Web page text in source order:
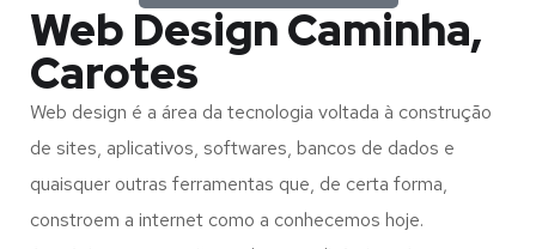
Web Design Caminha,
Carotes
Web design é a área da tecnologia voltada à construção
de sites, aplicativos, softwares, bancos de dados e
quaisquer outras ferramentas que, de certa forma,
constroem a internet como a conhecemos hoje.